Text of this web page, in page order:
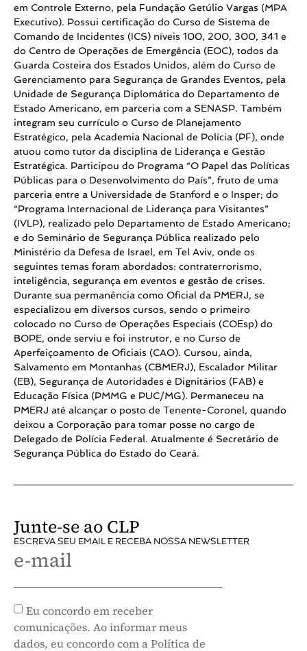
em Controle Externo, pela Fundação Getúlio Vargas (MPA
Executivo). Possui certificação do Curso de Sistema de
Comando de Incidentes (ICS) níveis 100, 200, 300, 341 e
do Centro de Operações de Emergência (EOC), todos da
Guarda Costeira dos Estados Unidos, além do Curso de
Gerenciamento para Segurança de Grandes Eventos, pela
Unidade de Segurança Diplomática do Departamento de
Estado Americano, em parceria com a SENASP. Também
integram seu currículo o Curso de Planejamento
Estratégico, pela Academia Nacional de Polícia (PF), onde
atuou como tutor da disciplina de Liderança e Gestão
Estratégica. Participou do Programa “O Papel das Políticas
Públicas para o Desenvolvimento do País”, fruto de uma
parceria entre a Universidade de Stanford e o Insper; do
“Programa Internacional de Liderança para Visitantes”
(IVLP), realizado pelo Departamento de Estado Americano;
e do Seminário de Segurança Pública realizado pelo
Ministério da Defesa de Israel, em Tel Aviv, onde os
seguintes temas foram abordados: contraterrorismo,
inteligência, segurança em eventos e gestão de crises.
Durante sua permanência como Oficial da PMERJ, se
especializou em diversos cursos, sendo o primeiro
colocado no Curso de Operações Especiais (COEsp) do
BOPE, onde serviu e foi instrutor, e no Curso de
Aperfeiçoamento de Oficiais (CAO). Cursou, ainda,
Salvamento em Montanhas (CBMERJ), Escalador Militar
(EB), Segurança de Autoridades e Dignitários (FAB) e
Educação Física (PMMG e PUC/MG). Permaneceu na
PMERJ até alcançar o posto de Tenente-Coronel, quando
deixou a Corporação para tomar posse no cargo de
Delegado de Polícia Federal. Atualmente é Secretário de
Segurança Pública do Estado do Ceará.
Junte-se ao CLP
ESCREVA SEU EMAIL E RECEBA NOSSA NEWSLETTER
e-mail
Eu concordo em receber
comunicações. Ao informar meus
dados, eu concordo com a Política de